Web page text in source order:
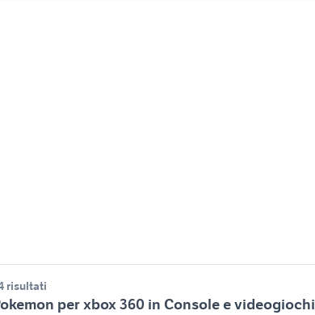
risultati
per xbox 360 in Console e videogiochi